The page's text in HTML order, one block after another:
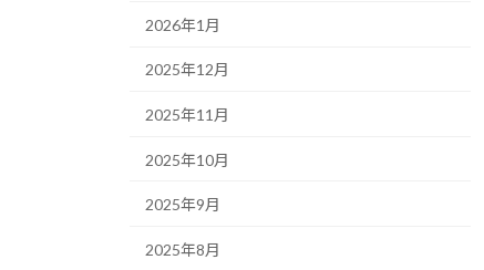
2026年1月
2025年12月
2025年11月
2025年10月
2025年9月
2025年8月